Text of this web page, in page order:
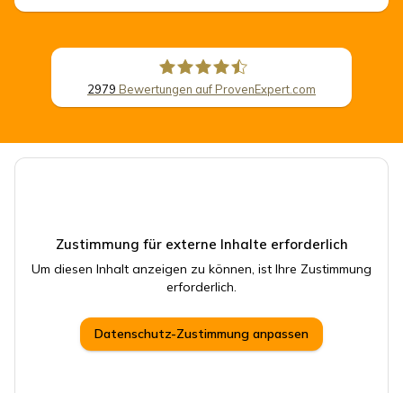
2979 Bewertungen auf ProvenExpert.com
Zustimmung für externe Inhalte erforderlich
Um diesen Inhalt anzeigen zu können, ist Ihre Zustimmung
erforderlich.
Datenschutz-Zustimmung anpassen